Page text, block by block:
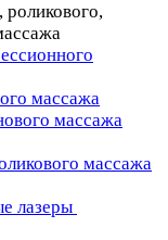
массажа
массажа
массажа
лазеры